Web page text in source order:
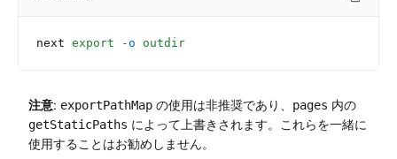
next export -o outdir
注意: exportPathMap の使用は非推奨であり、 pages 内の
getStaticPaths によって上書きされます。これらを一緒に
使用することはお勧めしません。